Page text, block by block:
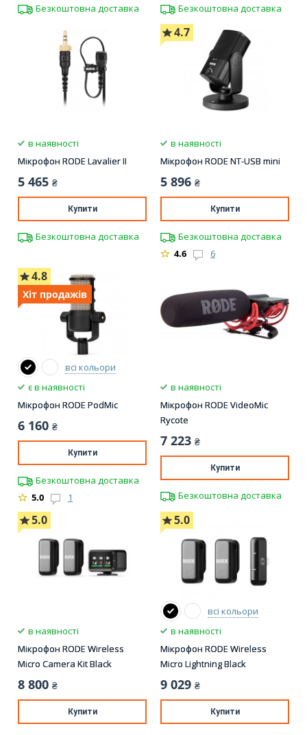
Безкоштовна доставка Безкоштовна доставка
в наявності
Мікрофон RODE Lavalier II
5 465 ₴
Купити
Безкоштовна доставка
4.7
в наявності
Мікрофон RODE NT-USB mini
5 896 ₴
Купити
Безкоштовна доставка
4.6
6
4.8
Хіт продажів
всі кольори
є в наявності
Мікрофон RODE PodMic
6 160 ₴
Купити
Безкоштовна доставка
5.0
1
в наявності
Мікрофон RODE VideoMic
Rycote
7 223 ₴
Купити
Безкоштовна доставка
5.0
в наявності
Мікрофон RODE Wireless
Micro Camera Kit Black
8 800 ₴
Купити
5.0
всі кольори
в наявності
Мікрофон RODE Wireless
Micro Lightning Black
9 029 ₴
Купити